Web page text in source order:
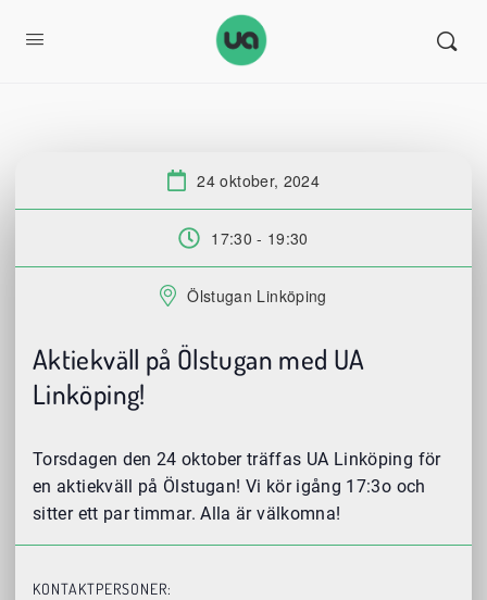
Datum:
24 oktober, 2024
Tid:
17:30 - 19:30
Plats:
Ölstugan Linköping
Aktiekväll på Ölstugan med UA
Linköping!
Torsdagen den 24 oktober träffas UA Linköping för
en aktiekväll på Ölstugan! Vi kör igång 17:3o och
sitter ett par timmar. Alla är välkomna!
KONTAKTPERSONER: